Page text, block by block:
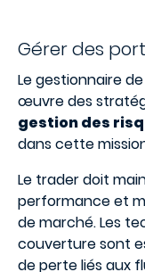
Gérer des
Le gestionnaire
œuvre des
gestion des
dans cette
Le trader doit
performance et
de marché. Les
couverture sont
de perte liés aux